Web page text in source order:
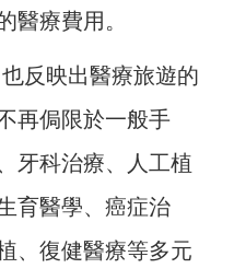
醫療費用。
反映出醫療旅遊的
再侷限於一般手
牙科治療、人工植
育醫學、癌症治
、復健醫療等多元